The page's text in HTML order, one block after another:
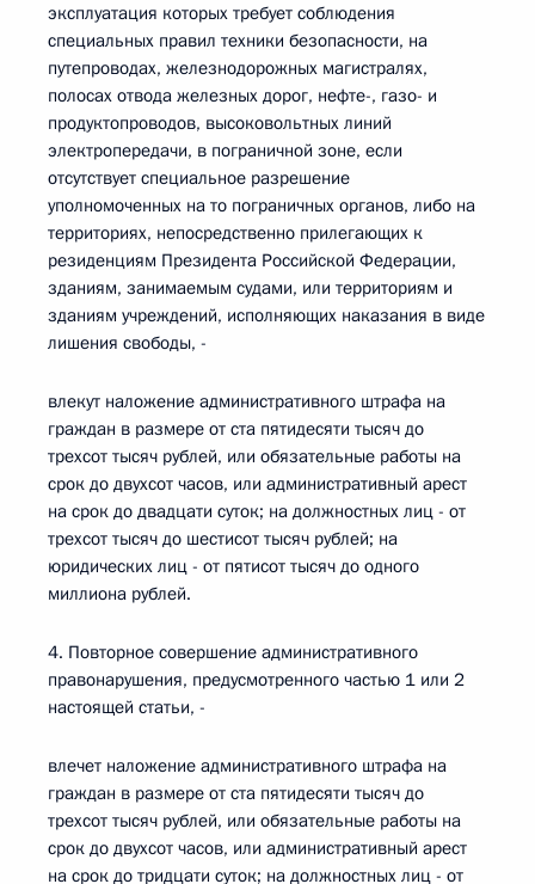
эксплуатация которых требует соблюдения
специальных правил техники безопасности, на
путепроводах, железнодорожных магистралях,
полосах отвода железных дорог, нефте-, газо- и
продуктопроводов, высоковольтных линий
электропередачи, в пограничной зоне, если
отсутствует специальное разрешение
уполномоченных на то пограничных органов, либо на
территориях, непосредственно прилегающих к
резиденциям Президента Российской Федерации,
зданиям, занимаемым судами, или территориям и
зданиям учреждений, исполняющих наказания в виде
лишения свободы, -
влекут наложение административного штрафа на
граждан в размере от ста пятидесяти тысяч до
трехсот тысяч рублей, или обязательные работы на
срок до двухсот часов, или административный арест
на срок до двадцати суток; на должностных лиц - от
трехсот тысяч до шестисот тысяч рублей; на
юридических лиц - от пятисот тысяч до одного
миллиона рублей.
4. Повторное совершение административного
правонарушения, предусмотренного частью 1 или 2
настоящей статьи, -
влечет наложение административного штрафа на
граждан в размере от ста пятидесяти тысяч до
трехсот тысяч рублей, или обязательные работы на
срок до двухсот часов, или административный арест
на срок до тридцати суток; на должностных лиц - от